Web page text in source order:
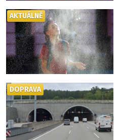
AKTUÁLNĚ
DOPRAVA